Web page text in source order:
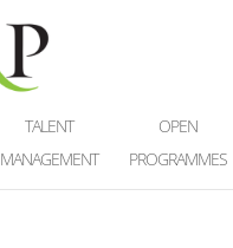
TALENT
MANAGEMENT
OPEN
PROGRAMMES